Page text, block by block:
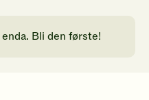
Bli den første!